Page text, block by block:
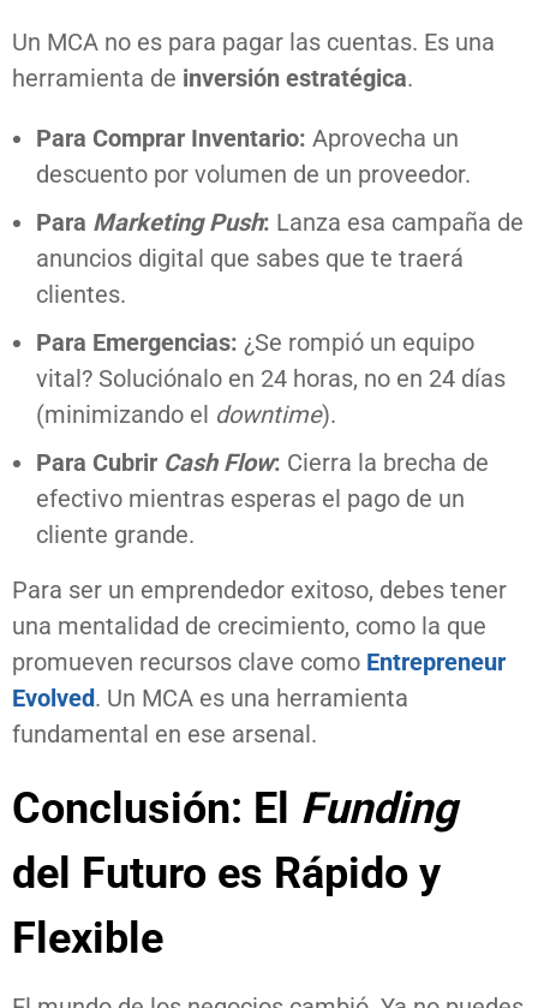
Un MCA no es para pagar las cuentas. Es una
herramienta de inversión estratégica.
Para Comprar Inventario: Aprovecha un
descuento por volumen de un proveedor.
Para Marketing Push: Lanza esa campaña de
anuncios digital que sabes que te traerá
clientes.
Para Emergencias: ¿Se rompió un equipo
vital? Soluciónalo en 24 horas, no en 24 días
(minimizando el downtime).
Para Cubrir Cash Flow: Cierra la brecha de
efectivo mientras esperas el pago de un
cliente grande.
Para ser un emprendedor exitoso, debes tener
una mentalidad de crecimiento, como la que
promueven recursos clave como Entrepreneur
Evolved. Un MCA es una herramienta
fundamental en ese arsenal.
Conclusión: El Funding
del Futuro es Rápido y
Flexible